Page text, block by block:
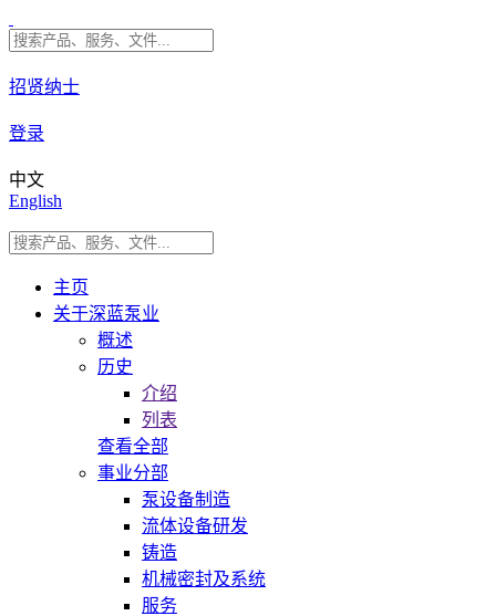
招贤纳士
登录
中文
English
主页
关于深蓝泵业
概述
历史
介绍
列表
查看全部
事业分部
泵设备制造
流体设备研发
铸造
机械密封及系统
服务